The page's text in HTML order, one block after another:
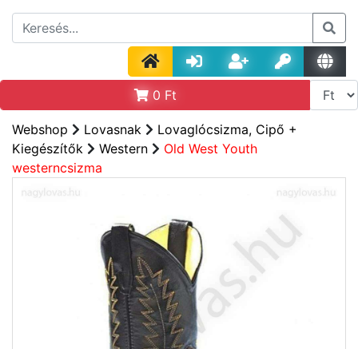
0 Ft
Webshop Lovasnak
Lovaglócsizma, Cipő +
Kiegészítők
Western
Old West Youth
westerncsizma